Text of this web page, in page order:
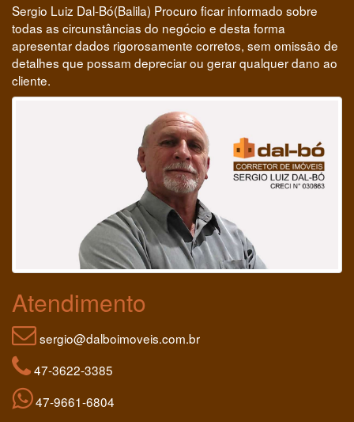
Sergio Luiz Dal-Bó(Balila) Procuro ficar informado sobre
todas as circunstâncias do negócio e desta forma
apresentar dados rigorosamente corretos, sem omissão de
detalhes que possam depreciar ou gerar qualquer dano ao
cliente.
Atendimento
sergio@dalboimoveis.com.br
47-3622-3385
47-9661-6804